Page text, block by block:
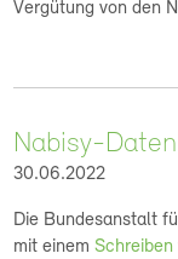
Vergütung von den
Nabisy-
30.06.2022
Die Bundesanstalt
mit einem